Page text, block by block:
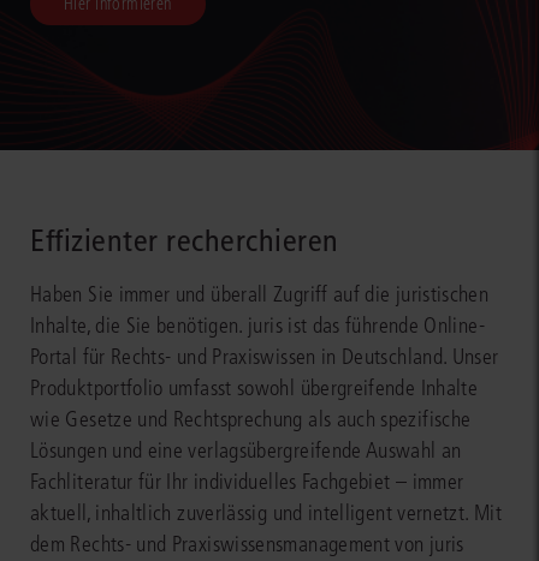
Hier informieren
Effizienter recherchieren
Haben Sie immer und überall Zugriff auf die juristischen
Inhalte, die Sie benötigen. juris ist das führende Online-
Portal für Rechts- und Praxiswissen in Deutschland. Unser
Produktportfolio umfasst sowohl übergreifende Inhalte
wie Gesetze und Rechtsprechung als auch spezifische
Lösungen und eine verlagsübergreifende Auswahl an
Fachliteratur für Ihr individuelles Fachgebiet – immer
aktuell, inhaltlich zuverlässig und intelligent vernetzt. Mit
dem Rechts- und Praxiswissensmanagement von juris